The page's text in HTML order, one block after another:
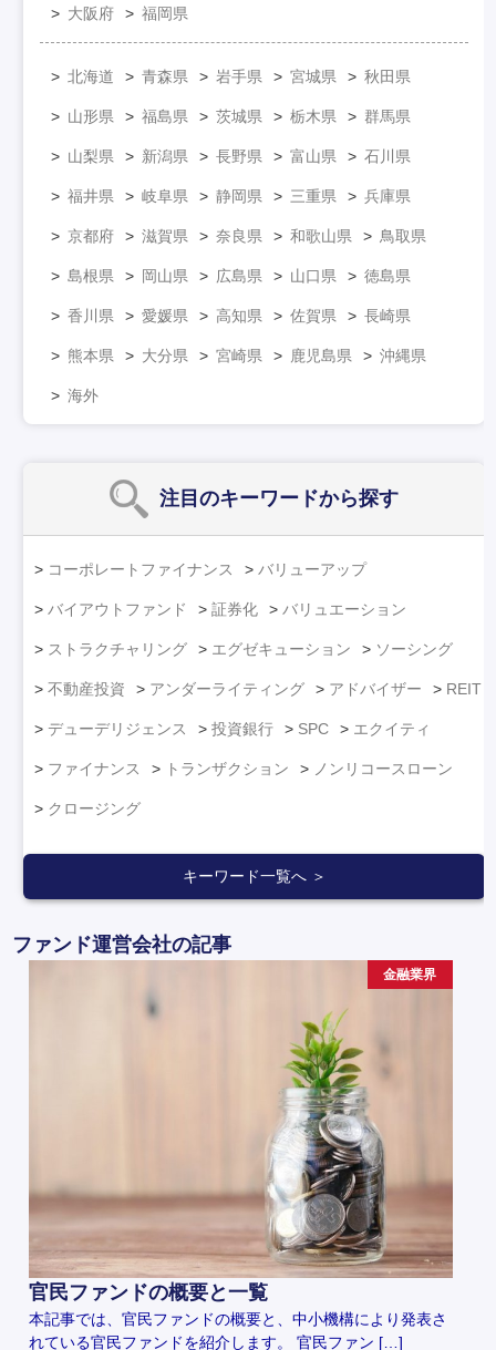
大阪府 福岡県
北海道 青森県 岩手県 宮城県 秋田県
山形県 福島県 茨城県 栃木県 群馬県
山梨県 新潟県 長野県 富山県 石川県
福井県 岐阜県 静岡県 三重県 兵庫県
京都府 滋賀県 奈良県 和歌山県 鳥取県
島根県 岡山県 広島県 山口県 徳島県
香川県 愛媛県 高知県 佐賀県 長崎県
熊本県 大分県 宮崎県 鹿児島県 沖縄県
海外
注目のキーワードから探す
コーポレートファイナンス バリューアップ
バイアウトファンド 証券化 バリュエーション
ストラクチャリング エグゼキューション ソーシング
不動産投資 アンダーライティング アドバイザー REIT
デューデリジェンス 投資銀行 SPC エクイティ
ファイナンス トランザクション ノンリコースローン
クロージング
キーワード一覧へ ＞
ファンド運営会社の記事
金融業界
官民ファンドの概要と一覧
本記事では、官民ファンドの概要と、中小機構により発表さ
れている官民ファンドを紹介します。 官民ファン […]